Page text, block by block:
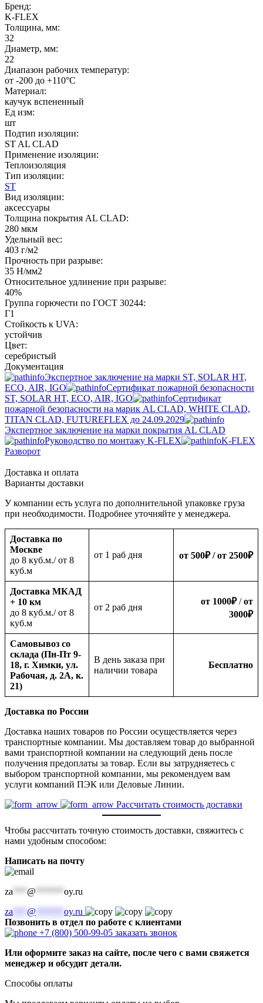
Бренд:
K-FLEX
Толщина, мм:
32
Диаметр, мм:
22
Диапазон рабочих температур:
от -200 до +110°C
Материал:
каучук вспененный
Ед изм:
шт
Подтип изоляции:
ST AL CLAD
Применение изоляции:
Теплоизоляция
Тип изоляции:
ST
Вид изоляции:
аксессуары
Толщина покрытия AL CLAD:
280 мкм
Удельный вес:
403 г/м2
Прочность при разрыве:
35 Н/мм2
Относительное удлинение при разрыве:
40%
Группа горючести по ГОСТ 30244:
Г1
Стойкость к UVA:
устойчив
Цвет:
серебристый
Документация
Экспертное заключение на марки ST, SOLAR HT,
ECO, AIR, IGO
Сертификат пожарной безопасности
ST, SOLAR HT, ECO, AIR, IGO
Cертификат
пожарной безопасности на марик AL CLAD, WHITE CLAD,
TITAN CLAD, FUTUREFLEX до 24.09.2029
Экспертное заключение на марки покрытия AL CLAD
Руководство по монтажу K-FLEX
K-FLEX
Разворот
Доставка и оплата
Варианты доставки
У компании есть услуга по дополнительной упаковке груза
при необходимости. Подробнее уточняйте у менеджера.
Доставка по
Москве
до 8 куб.м./ от 8
куб.м
oт 1 раб дня от 500₽/ от 2500₽
Доставка МКАД
+ 10 км
до 8 куб.м./ от 8
куб.м
oт 2 раб дня
от 1000₽/от
3000₽
Самовывоз со
склада (Пн-Пт 9-
18, г. Химки, ул.
Рабочая, д. 2А, к.
21)
В день заказа при
наличии товара
Бесплатно
Доставка по России
Доставка наших товаров по России осуществляется через
транспортные компании. Мы доставляем товар до выбранной
вами транспортной компании на следующий день после
получения предоплаты за товар. Если вы затрудняетесь с
выбором транспортной компании, мы рекомендуем вам
услуги компаний ПЭК или Деловые Линии.
Рассчитать стоимость доставки
Чтобы рассчитать точную стоимость доставки, свяжитесь с
нами удобным способом:
Написать на почту
za @
oy.ru
za
@
oy.ru
Позвонить в отдел по работе с клиентами
+7 (800) 500-99-05 заказать звонок
Или оформите заказ на сайте, после чего с вами свяжется
менеджер и обсудит детали.
Способы оплаты